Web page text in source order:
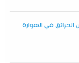
الحرائق في الهوارة